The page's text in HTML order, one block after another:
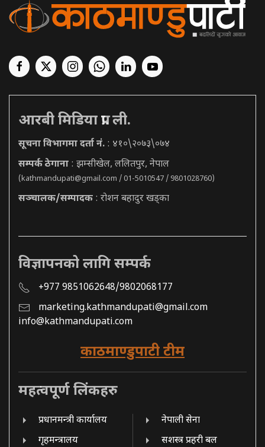
आरबी मिडिया प्रा. ली.
सूचना विभागमा दर्ता नं. : ४१०\२०७३\०७४
सम्पर्क ठेगाना : झम्सीखेल, ललितपुर, नेपाल
(kathmandupati@gmail.com / 01-5010547 / 9801028760)
सञ्चालक/सम्पादक : रोशन बहादुर खड्का
विज्ञापनको लागि सम्पर्क
+977 9851062648/9802068177
marketing.kathmandupati@gmail.com
info@kathmandupati.com
काठमाण्डुपाटी टीम
महत्वपूर्ण लिंकहरु
प्रधानमन्त्री कार्यालय
गृहमन्त्रालय
नेपाली सेना
सशस्त्र प्रहरी बल